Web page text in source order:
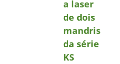
a laser
de dois
mandris
da série
KS